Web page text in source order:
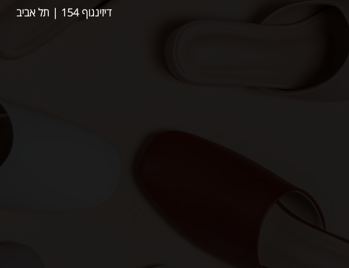
דיזינגוף 154 | תל אביב